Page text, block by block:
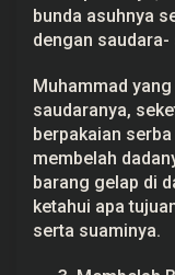
bunda asuhnya
dengan saudara-
Muhammad
saudaranya,
berpakaian
membelah
barang gelap di
ketahui apa
serta suaminya.